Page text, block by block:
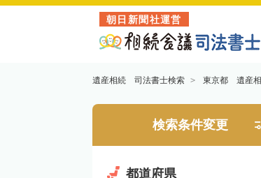
朝日新聞社運営
遺産相続 司法書士検索 東京都 遺産
検索条件変更
都道府県